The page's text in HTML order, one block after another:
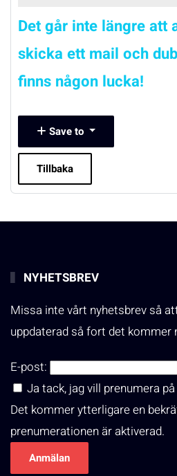
Det går inte längre att
skicka ett mail och
finns någon lucka!
Save to
Tillbaka
NYHETSBREV
Missa inte vårt nyhetsbrev så
uppdaterad så fort det kommer
E-post:
Ja tack, jag vill prenumera
Det kommer ytterligare en
prenumerationen är aktiverad.